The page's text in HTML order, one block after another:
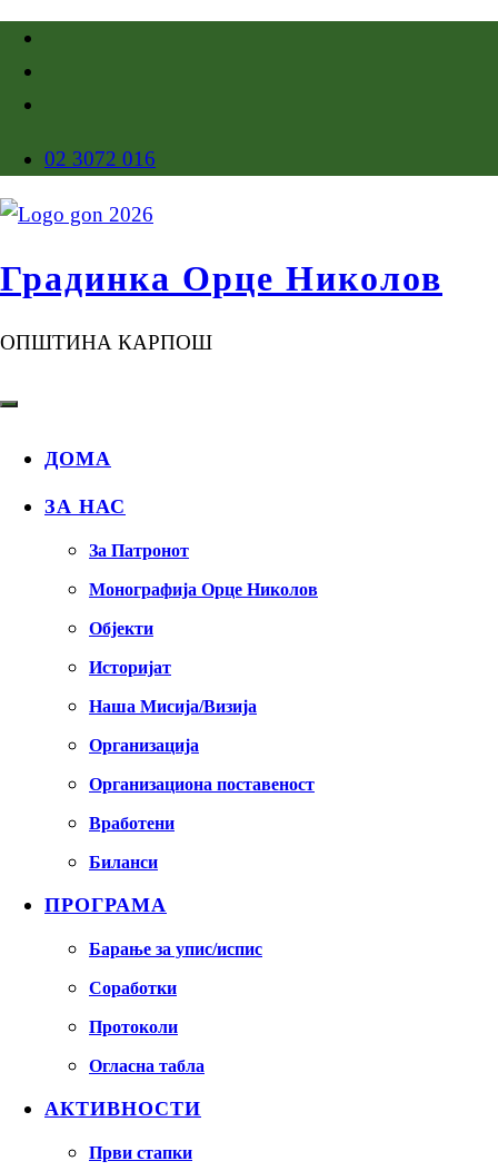
02 3072 016
Градинка Орце Николов
ОПШТИНА КАРПОШ
ДОМА
ЗА НАС
За Патронот
Монографија Орце Николов
Објекти
Историјат
Наша Мисија/Визија
Организација
Организациона поставеност
Вработени
Биланси
ПРОГРАМА
Барање за упис/испис
Соработки
Протоколи
Огласна табла
АКТИВНОСТИ
Први стапки